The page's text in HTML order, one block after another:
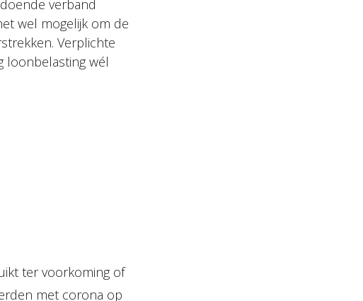
verband
wel mogelijk om de
Verplichte
loonbelasting wél
ter voorkoming of
met corona op